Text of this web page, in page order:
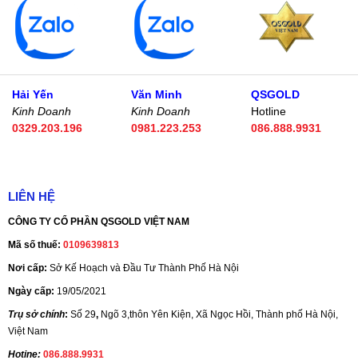
Hải Yến
Kinh Doanh
0329.203.196
Văn Minh
Kinh Doanh
0981.223.253
QSGOLD
Hotline
086.888.9931
LIÊN HỆ
CÔNG TY CỔ PHẦN QSGOLD VIỆT NAM
Mã số thuế: 0109639813
Nơi cấp: Sở Kế Hoạch và Đầu Tư Thành Phố Hà Nội
Ngày cấp: 19/05/2021
Trụ sở chính: Số 29, Ngõ 3,thôn Yên Kiện, Xã Ngọc Hồi, Thành phố Hà Nội,
Việt Nam
Hotine: 086.888.9931